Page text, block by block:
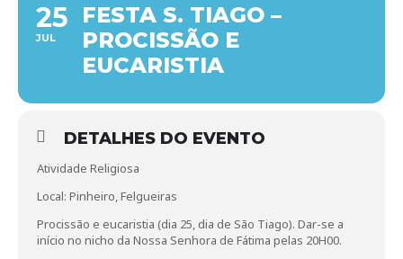
25
JUL
FESTA S. TIAGO –
PROCISSÃO E
EUCARISTIA
DETALHES DO EVENTO
Atividade Religiosa
Local: Pinheiro, Felgueiras
Procissão e eucaristia (dia 25, dia de São Tiago). Dar-se a
início no nicho da Nossa Senhora de Fátima pelas 20H00.